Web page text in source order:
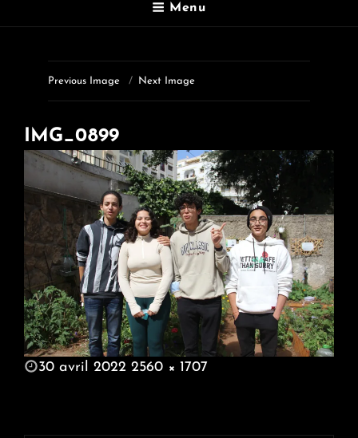
Menu
Previous Image Next Image
IMG_0899
POSTED
30 avril 2022 2560 × 1707